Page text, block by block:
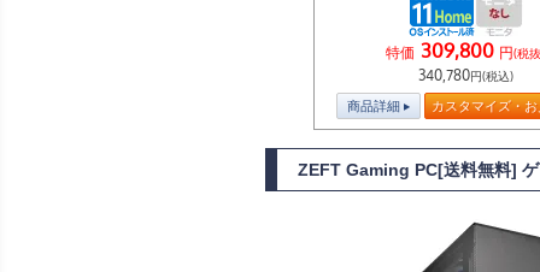
特価 309,800 円(税
340,780円(税込)
商品詳細 カスタマイズ・
ZEFT Gaming PC[送料無料]